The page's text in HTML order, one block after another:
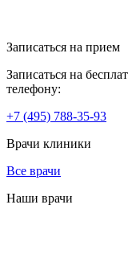
Записаться на прием
Записаться на
телефону:
+7 (495) 788-35-93
Врачи клиники
Все врачи
Наши врачи